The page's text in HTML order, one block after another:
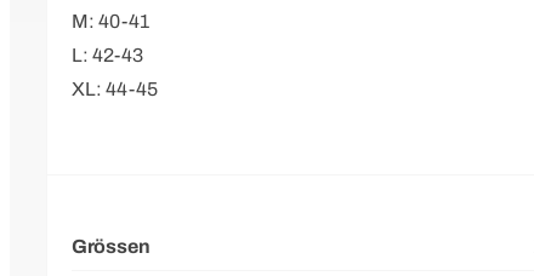
M: 40-41
L: 42-43
XL: 44-45
Grössen